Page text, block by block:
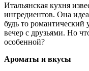
Итальянская кухня
ингредиентов. Она
будь то
вечер с друзьями. Но
особенной?
Ароматы и вкусы